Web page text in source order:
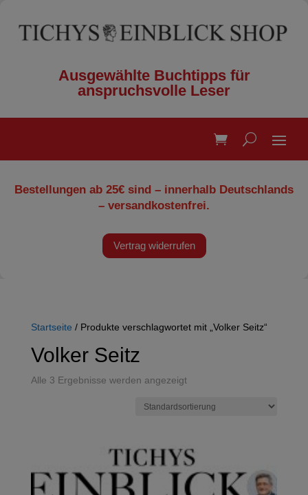
Ausgewählte Buchtipps für
anspruchsvolle Leser
Bestellungen ab 25€ sind – innerhalb Deutschlands
– versandkostenfrei.
Vertrag widerrufen
Startseite / Produkte verschlagwortet mit „Volker Seitz“
Volker Seitz
Alle 3 Ergebnisse werden angezeigt